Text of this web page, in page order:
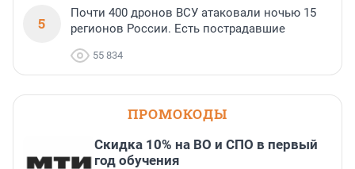
5
Почти 400 дронов ВСУ атаковали ночью 15
регионов России. Есть пострадавшие
55 834
ПРОМОКОДЫ
Скидка 10% на ВО и СПО в первый
год обучения